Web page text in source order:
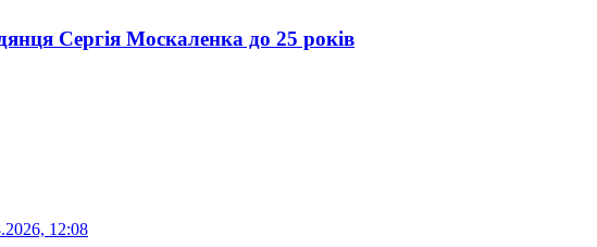
Сергія Москаленка до 25 років
12:08